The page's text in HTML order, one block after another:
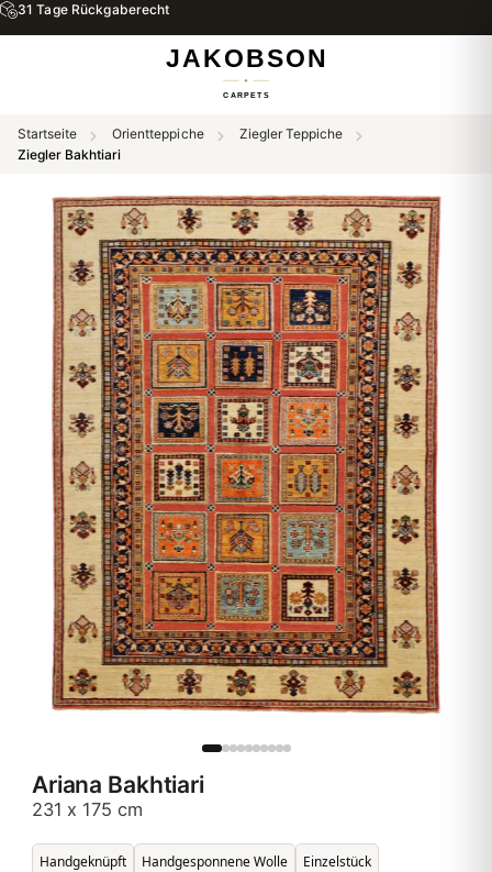
31 Tage Rückgaberecht
Startseite Orientteppiche
Ziegler Teppiche
Ziegler Bakhtiari
Ariana Bakhtiari
231 x 175 cm
Handgeknüpft Handgesponnene Wolle Einzelstück